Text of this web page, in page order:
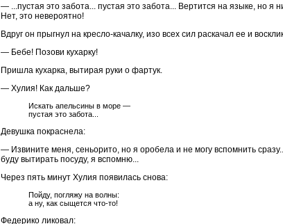
— ...пустая это забота... пустая это забота... Вертится на языке, но я
Нет, это невероятно!
Вдруг он прыгнул на кресло-качалку, изо всех сил раскачал ее и
— Бебе! Позови кухарку!
Пришла кухарка, вытирая руки о фартук.
— Хулия! Как дальше?
Искать апельсины в море —
пустая это забота...
Девушка покраснела:
— Извините меня, сеньорито, но я оробела и не могу вспомнить
буду вытирать посуду, я вспомню...
Через пять минут Хулия появилась снова:
Пойду, погляжу на волны:
а ну, как сыщется что-то!
Федерико ликовал: